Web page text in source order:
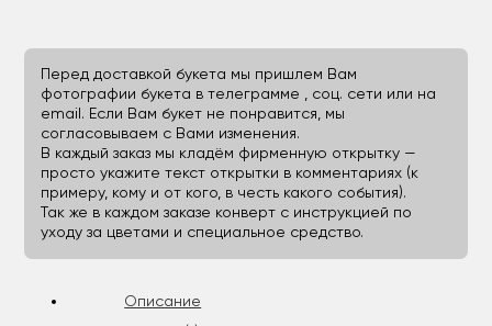
Перед доставкой букета мы пришлем Вам
фотографии букета в телеграмме , соц. сети или на
email. Если Вам букет не понравится, мы
согласовываем с Вами изменения.
В каждый заказ мы кладём фирменную открытку —
просто укажите текст открытки в комментариях (к
примеру, кому и от кого, в честь какого события).
Так же в каждом заказе конверт с инструкцией по
уходу за цветами и специальное средство.
Описание